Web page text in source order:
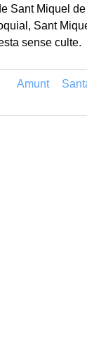
Sant Miquel
Sant
sense culte.
Amunt